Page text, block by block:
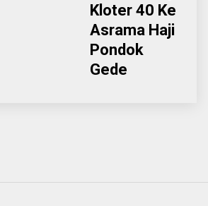
Kloter 40 Ke
Asrama Haji
Pondok
Gede